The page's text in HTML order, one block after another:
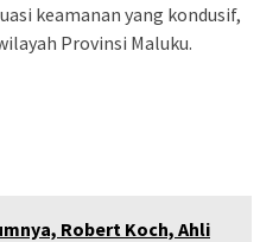
keamanan yang kondusif,
Provinsi Maluku.
Robert Koch, Ahli